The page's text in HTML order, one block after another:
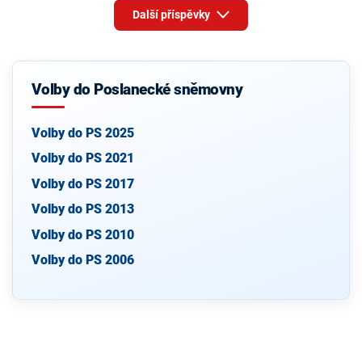
Další příspěvky
Volby do Poslanecké sněmovny
Volby do PS 2025
Volby do PS 2021
Volby do PS 2017
Volby do PS 2013
Volby do PS 2010
Volby do PS 2006